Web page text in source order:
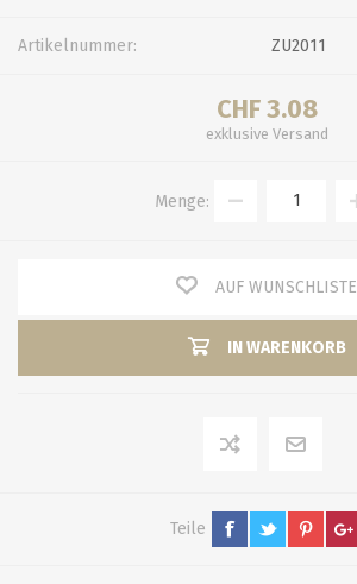
Artikelnummer: ZU2011
CHF 3.08
exklusive Versand
Menge:
AUF WUNSCHLISTE
IN WARENKORB
Teile